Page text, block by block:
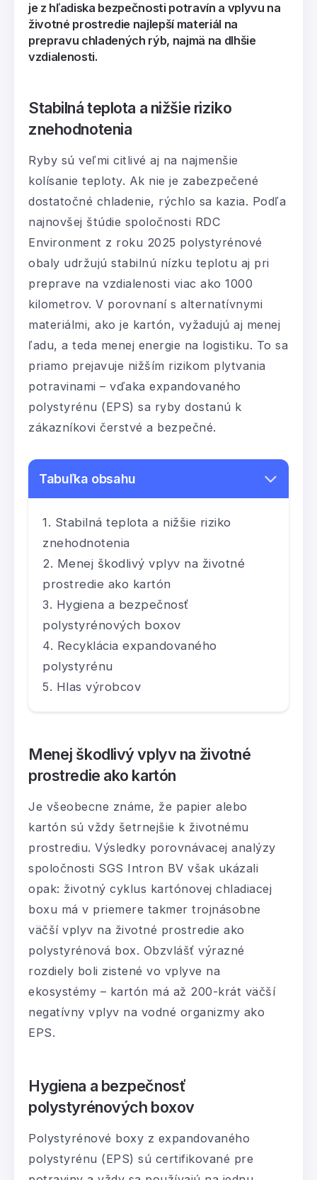
je z hľadiska bezpečnosti potravín a vplyvu na
životné prostredie najlepší materiál na
prepravu chladených rýb, najmä na dlhšie
vzdialenosti.
Stabilná teplota a nižšie riziko
znehodnotenia
Ryby sú veľmi citlivé aj na najmenšie
kolísanie teploty. Ak nie je zabezpečené
dostatočné chladenie, rýchlo sa kazia. Podľa
najnovšej štúdie spoločnosti RDC
Environment z roku 2025 polystyrénové
obaly udržujú stabilnú nízku teplotu aj pri
preprave na vzdialenosti viac ako 1000
kilometrov. V porovnaní s alternatívnymi
materiálmi, ako je kartón, vyžadujú aj menej
ľadu, a teda menej energie na logistiku. To sa
priamo prejavuje nižším rizikom plytvania
potravinami – vďaka expandovaného
polystyrénu (EPS) sa ryby dostanú k
zákazníkovi čerstvé a bezpečné.
Tabuľka obsahu
Stabilná teplota a nižšie riziko
znehodnotenia
Menej škodlivý vplyv na životné
prostredie ako kartón
Hygiena a bezpečnosť
polystyrénových boxov
Recyklácia expandovaného
polystyrénu
Hlas výrobcov
Menej škodlivý vplyv na životné
prostredie ako kartón
Je všeobecne známe, že papier alebo
kartón sú vždy šetrnejšie k životnému
prostrediu. Výsledky porovnávacej analýzy
spoločnosti SGS Intron BV však ukázali
opak: životný cyklus kartónovej chladiacej
boxu má v priemere takmer trojnásobne
väčší vplyv na životné prostredie ako
polystyrénová box. Obzvlášť výrazné
rozdiely boli zistené vo vplyve na
ekosystémy – kartón má až 200-krát väčší
negatívny vplyv na vodné organizmy ako
EPS.
Hygiena a bezpečnosť
polystyrénových boxov
Polystyrénové boxy z expandovaného
polystyrénu (EPS) sú certifikované pre